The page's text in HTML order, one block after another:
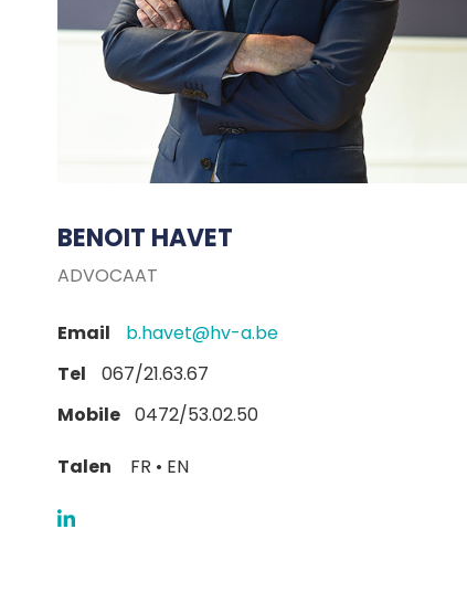
BENOIT HAVET
ADVOCAAT
Email
b.havet@hv-a.be
Tel
067/21.63.67
Mobile 0472/53.02.50
Talen FR • EN